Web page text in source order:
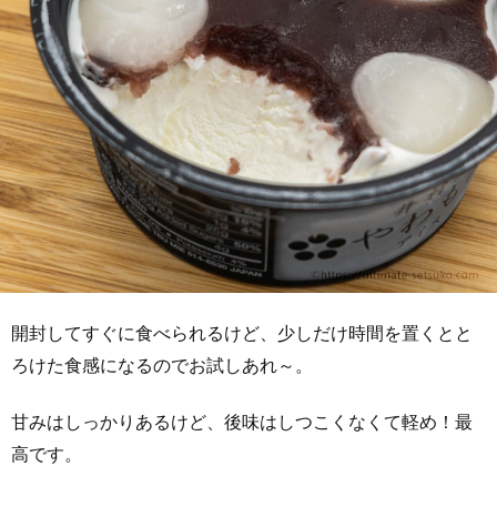
開封してすぐに食べられるけど、少しだけ時間を置くとと
ろけた食感になるのでお試しあれ～。
甘みはしっかりあるけど、後味はしつこくなくて軽め！最
高です。